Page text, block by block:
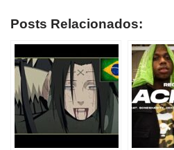
Posts Relacionados: